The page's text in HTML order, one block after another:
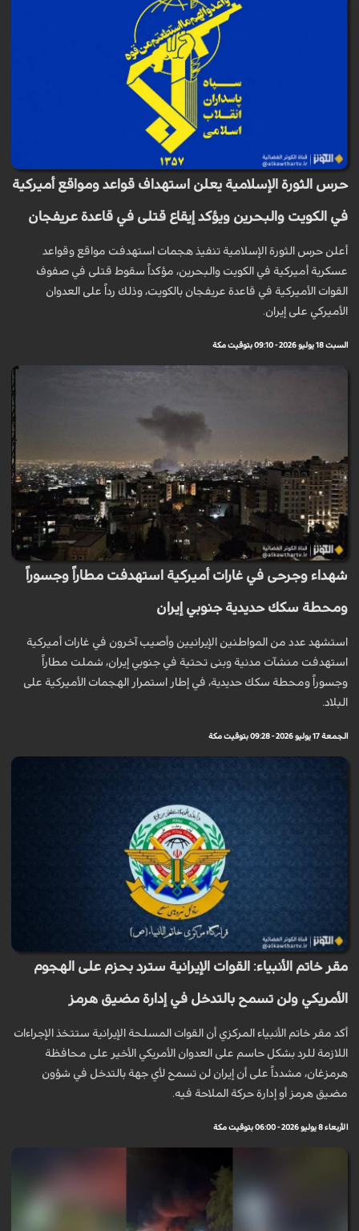
حرس الثورة الإسلامية يعلن استهداف قواعد ومواقع أميركية
في الكويت والبحرين ويؤكد إيقاع قتلى في قاعدة عريفجان
أعلن حرس الثورة الإسلامية تنفيذ هجمات استهدفت مواقع وقواعد
عسكرية أميركية في الكويت والبحرين، مؤكداً سقوط قتلى في صفوف
القوات الأميركية في قاعدة عريفجان بالكويت، وذلك رداً على العدوان
الأميركي على إيران.
السبت 18 يوليو 2026 - 09:10 بتوقيت مكة
شهداء وجرحى في غارات أميركية استهدفت مطاراً وجسوراً
ومحطة سكك حديدية جنوبي إيران
استشهد عدد من المواطنين الإيرانيين وأصيب آخرون في غارات أميركية
استهدفت منشآت مدنية وبنى تحتية في جنوبي إيران، شملت مطاراً
وجسوراً ومحطة سكك حديدية، في إطار استمرار الهجمات الأميركية على
البلاد.
الجمعة 17 يوليو 2026 - 09:28 بتوقيت مكة
مقر خاتم الأنبياء: القوات الإيرانية سترد بحزم على الهجوم
الأمريكي ولن تسمح بالتدخل في إدارة مضيق هرمز
أكد مقر خاتم الأنبياء المركزي أن القوات المسلحة الإيرانية ستتخذ الإجراءات
اللازمة للرد بشكل حاسم على العدوان الأمريكي الأخير على محافظة
هرمزغان، مشدداً على أن إيران لن تسمح لأي جهة بالتدخل في شؤون
مضيق هرمز أو إدارة حركة الملاحة فيه.
الأربعاء 8 يوليو 2026 - 06:00 بتوقيت مكة